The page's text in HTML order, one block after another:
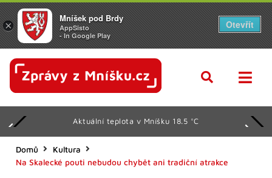
Aktuální teplota v Mníšku 18.5 °C
Domů
Kultura
Na Skalecké pouti nebudou chybět ani tradiční atrakce
×
Mníšek pod Brdy
AppSisto
- In Google Play
Otevřít